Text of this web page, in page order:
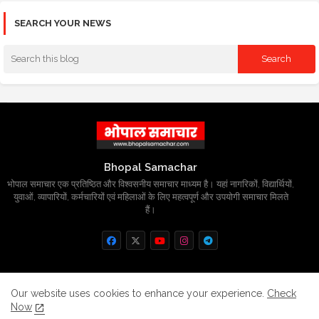
SEARCH YOUR NEWS
Bhopal Samachar
भोपाल समाचार एक प्रतिष्ठित और विश्वसनीय समाचार माध्यम है। यहां नागरिकों, विद्यार्थियों,
युवाओं, व्यापारियों, कर्मचारियों एवं महिलाओं के लिए महत्वपूर्ण और उपयोगी समाचार मिलते
हैं।
Home About Contact us
Privacy Policy
Our website uses cookies to enhance your experience. Check
Now